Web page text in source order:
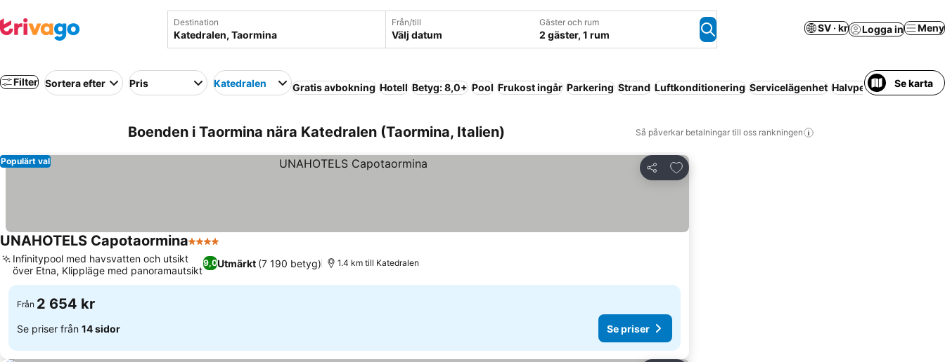
Destination Från/till
Välj datum
Gäster och rum
2 gäster, 1 rum
SV · kr Logga in Meny
Filter Sortera efter Pris Katedralen Gratis avbokning Hotell Betyg: 8,0+ Pool Frukost ingår Parkering Strand Luftkonditionering Servicelägenhet Halvpension Wi-fi
Se karta
Boenden i Taormina nära Katedralen (Taormina, Italien) Så påverkar betalningar till oss rankningen
Dela
Lägg till i Mina Favoriter
Populärt val
UNAHOTELS Capotaormina4 Stjärnor
9,0Utmärkt (7 190 betyg)
Infinitypool med havsvatten och utsikt
över Etna, Klippläge med panoramautsikt
1.4 km till Katedralen
Från 2 654 kr
Se priser från 14 sidor Se priser